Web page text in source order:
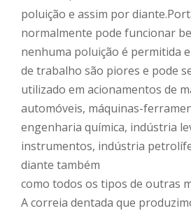
poluição e assim por
normalmente pode funcionar
nenhuma poluição é permitida
de trabalho são piores e pode
utilizado em acionamentos de
automóveis, máquinas-
engenharia química, indústria
instrumentos, indústria
diante também
como todos os tipos de outras
A correia dentada que